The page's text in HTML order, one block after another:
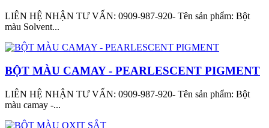
LIÊN HỆ NHẬN TƯ VẤN: 0909-987-920- Tên sản phẩm: Bột
màu Solvent...
BỘT MÀU CAMAY - PEARLESCENT PIGMENT
LIÊN HỆ NHẬN TƯ VẤN: 0909-987-920- Tên sản phẩm: Bột
màu camay -...